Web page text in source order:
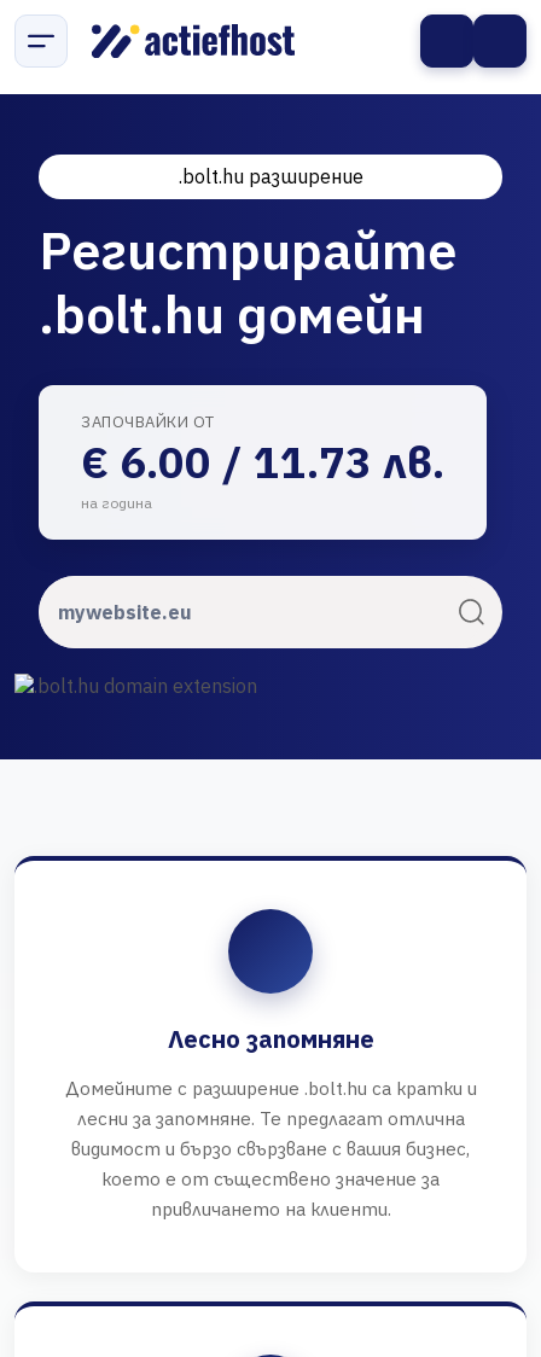
.bolt.hu разширение
Регистрирайте
.bolt.hu домейн
ЗАПОЧВАЙКИ ОТ
€ 6.00 / 11.73 лв.
на година
Лесно запомняне
Домейните с разширение .bolt.hu са кратки и
лесни за запомняне. Те предлагат отлична
видимост и бързо свързване с вашия бизнес,
което е от съществено значение за
привличането на клиенти.